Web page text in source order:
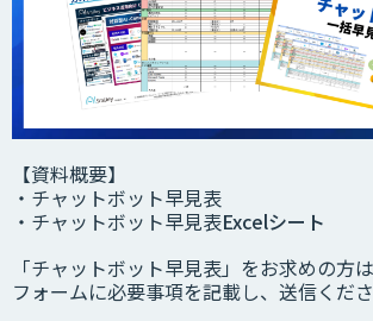
【資料概要】
・チャットボット早見表
・チャットボット早見表Excelシート
「チャットボット早見表」をお求めの方
フォームに必要事項を記載し、送信くださ